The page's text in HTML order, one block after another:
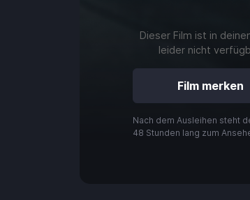
Dieser Film ist in
leider nicht
Nach dem Ausleihen steht
48 Stunden lang zum